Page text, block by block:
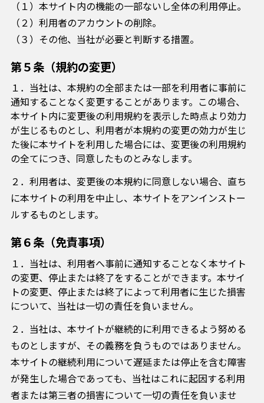
（１）本サイト内の機能の一部ないし全体の利用停止。
（２）利用者のアカウントの削除。
（３）その他、当社が必要と判断する措置。
第５条（規約の変更）
１．当社は、本規約の全部または一部を利用者に事前に
通知することなく変更することがあります。この場合、
本サイト内に変更後の利用規約を表示した時点より効力
が生じるものとし、利用者が本規約の変更の効力が生じ
た後に本サイトを利用した場合には、変更後の利用規約
の全てにつき、同意したものとみなします。
２．利用者は、変更後の本規約に同意しない場合、直ち
に本サイトの利用を中止し、本サイトをアンインストー
ルするものとします。
第６条（免責事項）
１．当社は、利用者へ事前に通知することなく本サイト
の変更、停止または終了をすることができます。本サイ
トの変更、停止または終了によって利用者に生じた損害
について、当社は一切の責任を負いません。
２．当社は、本サイトが継続的に利用できるよう努める
ものとしますが、その義務を負うものではありません。
本サイトの継続利用について遅延または停止を含む障害
が発生した場合であっても、当社はこれに起因する利用
者または第三者の損害について一切の責任を負いませ